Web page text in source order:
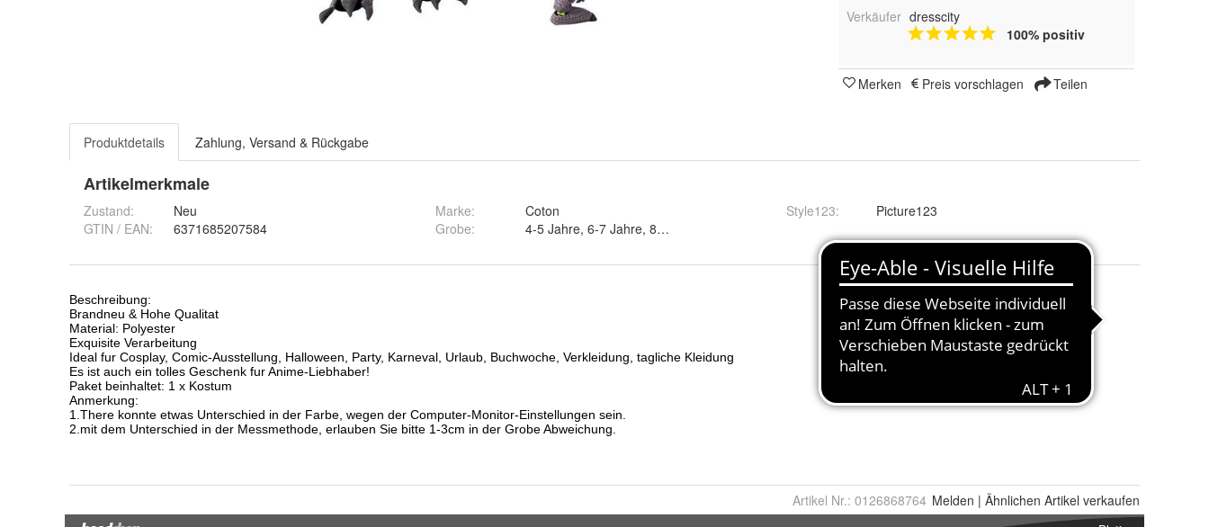
Verkäufer dresscity
100% positiv
Merken Preis vorschlagen Teilen
Produktdetails Zahlung, Versand & Rückgabe
Artikelmerkmale
Zustand:
Neu
GTIN / EAN:
6371685207584
Marke:
Coton
Grobe:
Style123: Picture123
Artikel Nr.: 0126868764 Melden | Ähnlichen Artikel verkaufen